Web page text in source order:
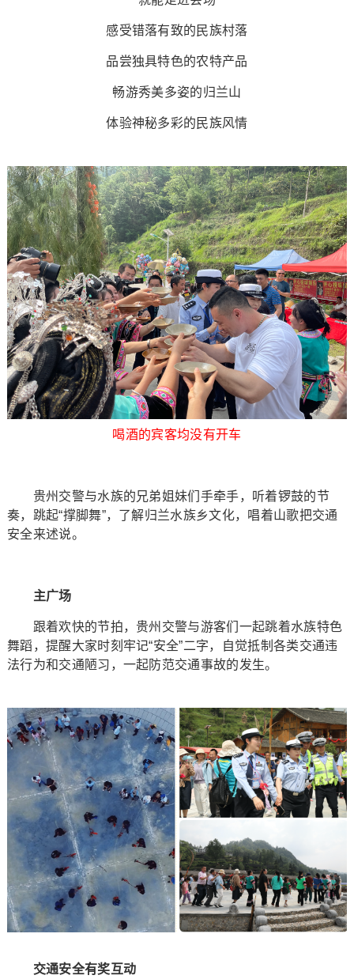
感受错落有致的民族村落
品尝独具特色的农特产品
畅游秀美多姿的归兰山
体验神秘多彩的民族风情
喝酒的宾客均没有开车
贵州交警与水族的兄弟姐妹们手牵手，听着锣鼓的节
奏，跳起“撑脚舞”，了解归兰水族乡文化，唱着山歌把交通
安全来述说。
主广场
跟着欢快的节拍，贵州交警与游客们一起跳着水族特色
舞蹈，提醒大家时刻牢记“安全”二字，自觉抵制各类交通违
法行为和交通陋习，一起防范交通事故的发生。
交通安全有奖互动